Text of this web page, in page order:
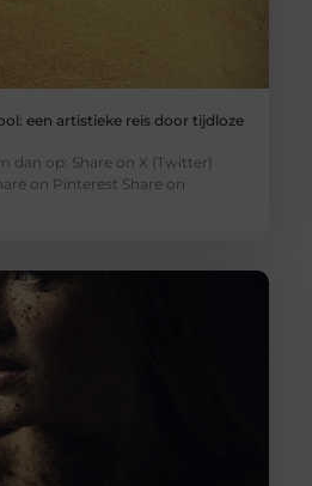
een artistieke reis door tijdloze
dan op: Share on X (Twitter)
on Pinterest Share on